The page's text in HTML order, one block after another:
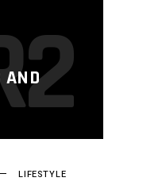
AND
LIFESTYLE